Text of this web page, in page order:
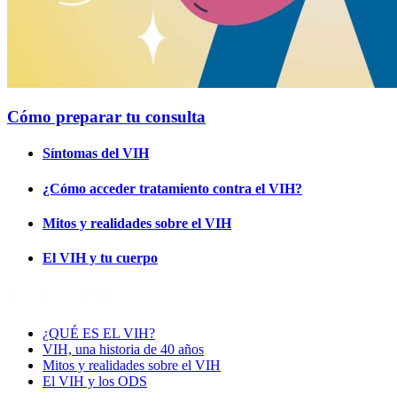
Cómo preparar tu consulta
Síntomas del VIH
¿Cómo acceder tratamiento contra el VIH?
Mitos y realidades sobre el VIH
El VIH y tu cuerpo
¿QUÉ ES EL VIH?
VIH, una historia de 40 años
Mitos y realidades sobre el VIH
El VIH y los ODS